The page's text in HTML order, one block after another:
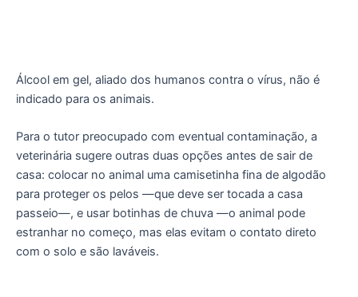
Álcool em gel, aliado dos humanos contra o vírus, não é
indicado para os animais.
Para o tutor preocupado com eventual contaminação, a
veterinária sugere outras duas opções antes de sair de
casa: colocar no animal uma camisetinha fina de algodão
para proteger os pelos —que deve ser tocada a casa
passeio—, e usar botinhas de chuva —o animal pode
estranhar no começo, mas elas evitam o contato direto
com o solo e são laváveis.